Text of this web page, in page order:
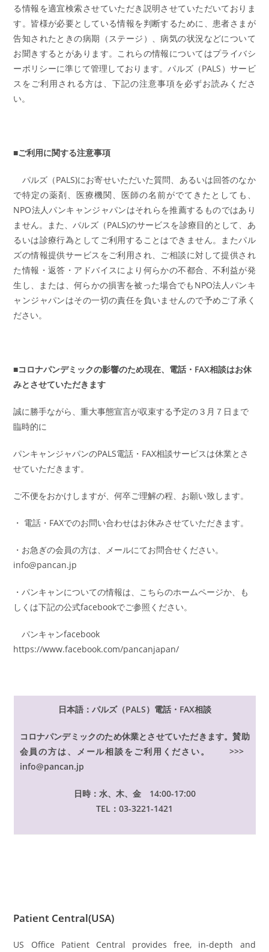
る情報を適宜検索させていただき説明させていただいておりま
す。皆様が必要としている情報を判断するために、患者さまが
告知されたときの病期（ステージ）、病気の状況などについて
お聞きするとがあります。これらの情報についてはプライバシ
ーポリシーに準じて管理しております。パルズ（PALS）サービ
スをご利用される方は、下記の注意事項を必ずお読みくださ
い。
■ご利用に関する注意事項
パルズ（PALS)にお寄せいただいた質問、あるいは回答のなか
で特定の薬剤、医療機関、医師の名前がでてきたとしても、
NPO法人パンキャンジャパンはそれらを推薦するものではあり
ません。また、パルズ（PALS)のサービスを診療目的として、あ
るいは診療行為としてご利用することはできません。またパル
ズの情報提供サービスをご利用され、ご相談に対して提供され
た情報・返答・アドバイスにより何らかの不都合、不利益が発
生し、または、何らかの損害を被った場合でもNPO法人パンキ
ャンジャパンはその一切の責任を負いませんので予めご了承く
ださい。
■コロナパンデミックの影響のため現在、電話・FAX相談はお休
みとさせていただきます
誠に勝手ながら、重大事態宣言が収束する予定の３月７日まで
臨時的に
パンキャンジャパンのPALS電話・FAX相談サービスは休業とさ
せていただきます。
ご不便をおかけしますが、何卒ご理解の程、お願い致します。
・ 電話・FAXでのお問い合わせはお休みさせていただきます。
・お急ぎの会員の方は、メールにてお問合せください。
info@pancan.jp
・パンキャンについての情報は、こちらのホームページか、も
しくは下記の公式facebookでご参照ください。
パンキャンfacebook
https://www.facebook.com/pancanjapan/
日本語：パルズ（PALS）電話・FAX相談
コロナパンデミックのため休業とさせていただきます。賛助
会員の方は、メール相談をご利用ください。 >>>
info@pancan.jp
日時：水、木、金 14:00-17:00
TEL：03-3221-1421
Patient Central(USA)
US Office Patient Central provides free, in-depth and